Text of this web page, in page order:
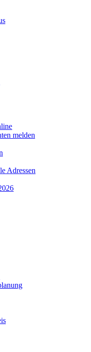
melden
Adressen